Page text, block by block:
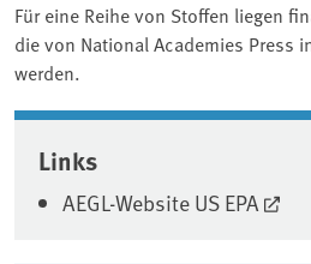
Für eine Reihe von Stoffen liegen
die von National Academies Press
werden.
Associated content
Links
AEGL-Website US EPA